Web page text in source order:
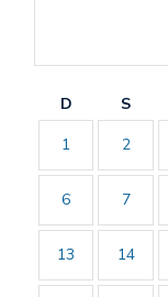
D S
1
2
6 7
13 14